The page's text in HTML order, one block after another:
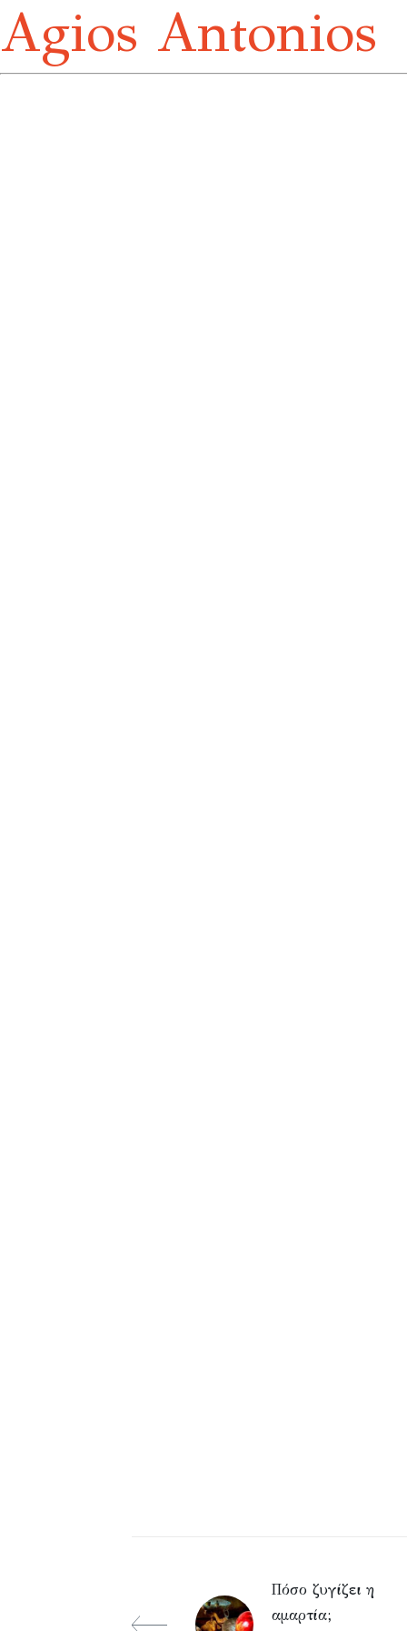
Agios Antonios
Πόσο ζυγίζει η
αμαρτία;